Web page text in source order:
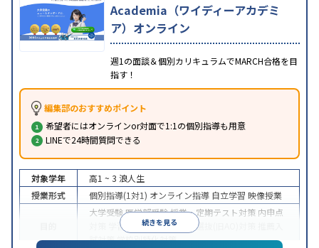
Academia（ワイディーアカデミ
ア）オンライン
週1の面談＆個別カリキュラムでMARCH合格を目
指す！
編集部のおすすめポイント
希望者にはオンラインor対面で1:1の個別指導も用意
LINEで24時間質問できる
続きを見る
対象学年 高1 ~ 3 浪人生
授業形式
個別指導(1対1) オンライン指導 自立学習 映像授業
大学受験医学部受験授業・定期テスト対策 内申点
学習習慣の定着 総合型選抜(旧AO)対策
試対策学校別特化対策